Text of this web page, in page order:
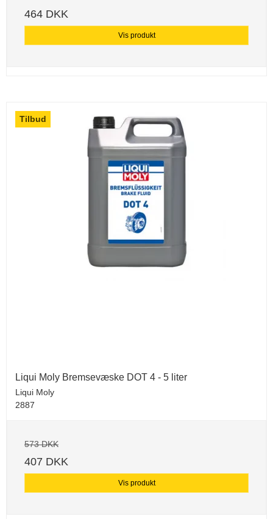
464 DKK
Vis produkt
Tilbud
Liqui Moly Bremsevæske DOT 4 - 5 liter
Liqui Moly
2887
573 DKK
407 DKK
Vis produkt